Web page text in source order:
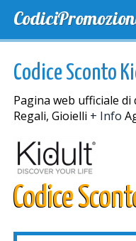
Codice Sconto
Pagina web ufficiale
Regali, Gioielli + Info
Codice